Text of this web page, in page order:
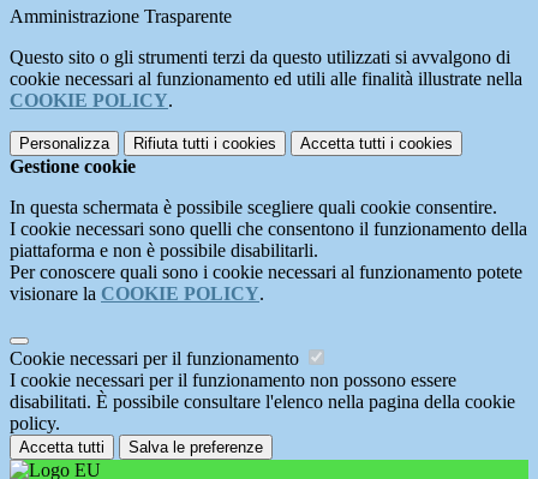
Amministrazione Trasparente
Questo sito o gli strumenti terzi da questo utilizzati si avvalgono di
cookie necessari al funzionamento ed utili alle finalità illustrate nella
COOKIE POLICY.
Personalizza Rifiuta tutti i cookies Accetta tutti i cookies
Gestione cookie
In questa schermata è possibile scegliere quali cookie consentire.
I cookie necessari sono quelli che consentono il funzionamento della
piattaforma e non è possibile disabilitarli.
Per conoscere quali sono i cookie necessari al funzionamento potete
visionare la COOKIE POLICY.
Cookie necessari per il funzionamento
I cookie necessari per il funzionamento non possono essere
disabilitati. È possibile consultare l'elenco nella pagina della cookie
policy.
Accetta tutti Salva le preferenze